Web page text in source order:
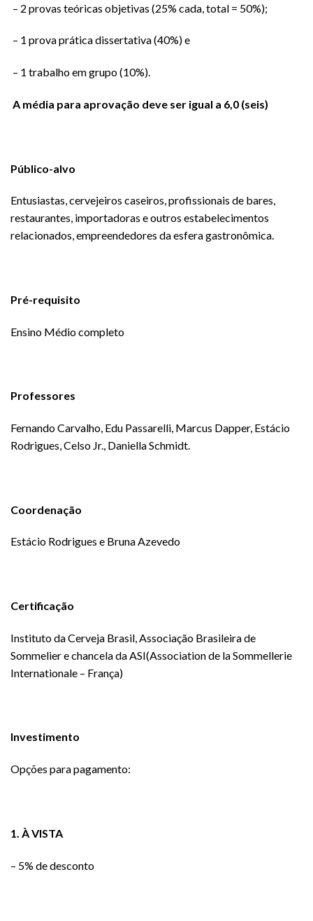
– 2 provas teóricas objetivas (25% cada, total = 50%);
– 1 prova prática dissertativa (40%) e
– 1 trabalho em grupo (10%).
A média para aprovação deve ser igual a 6,0 (seis)
Público-alvo
Entusiastas, cervejeiros caseiros, profissionais de bares,
restaurantes, importadoras e outros estabelecimentos
relacionados, empreendedores da esfera gastronômica.
Pré-requisito
Ensino Médio completo
Professores
Fernando Carvalho, Edu Passarelli, Marcus Dapper, Estácio
Rodrigues, Celso Jr., Daniella Schmidt.
Coordenação
Estácio Rodrigues e Bruna Azevedo
Certificação
Instituto da Cerveja Brasil, Associação Brasileira de
Sommelier e chancela da ASI(Association de la Sommellerie
Internationale – França)
Investimento
Opções para pagamento:
1. À VISTA
– 5% de desconto